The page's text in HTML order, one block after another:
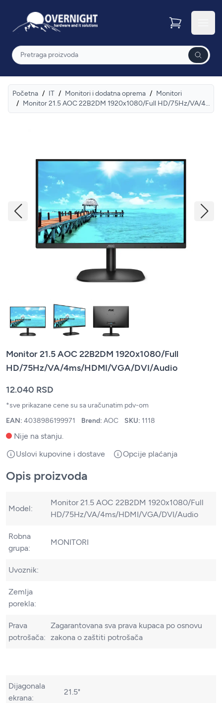
Overnight
Pretraga
Početna / IT / Monitori i dodatna oprema / Monitori
/
Monitor 21.5 AOC 22B2DM 1920x1080/Full HD/75Hz/VA/4ms/HDMI/VGA/DVI/Audio
Monitor 21.5 AOC 22B2DM 1920x1080/Full
HD/75Hz/VA/4ms/HDMI/VGA/DVI/Audio
12.040 RSD
*sve prikazane cene su sa uračunatim pdv-om
EAN: 4038986199971 Brend: AOC SKU: 1118
Nije na stanju.
Uslovi kupovine i dostave
Opcije plaćanja
Opis proizvoda
Model:
Monitor 21.5 AOC 22B2DM 1920x1080/Full
HD/75Hz/VA/4ms/HDMI/VGA/DVI/Audio
Robna
grupa:
MONITORI
Uvoznik:
Zemlja
porekla:
Prava
potrošača:
Zagarantovana sva prava kupaca po osnovu
zakona o zaštiti potrošača
Dijagonala
ekrana:
21.5"